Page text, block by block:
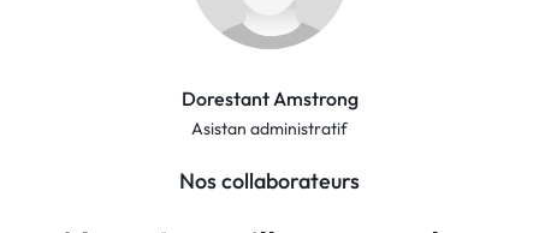
Dorestant Amstrong
Asistan administratif
Nos collaborateurs